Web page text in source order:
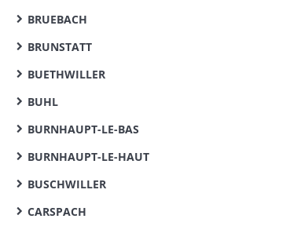
BRUEBACH
BRUNSTATT
BUETHWILLER
BUHL
BURNHAUPT-LE-BAS
BURNHAUPT-LE-HAUT
BUSCHWILLER
CARSPACH